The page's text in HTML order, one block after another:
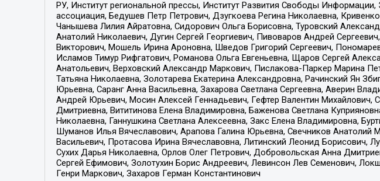
РУ, Институт региональной прессы, Институт Развития Свободы
ассоциация, Бедушев Петр Петрович, Дзугкоева Регина Николаевна,
Чанышева Лилия Айратовна, Сидорович Ольга Борисовна, Туровский
Анатолий Николаевич, Дугин Сергей Георгиевич, Пивоваров Андрей
Викторович, Мошель Ирина Ароновна, Шведов Григорий Сергеевич,
Исламов Тимур Рифгатович, Романова Ольга Евгеньевна, Щаров Сергей
Анатольевич, Верховский Александр Маркович, Пислакова-Паркер Марина
Татьяна Николаевна, Золотарева Екатерина Александровна, Рачинский Ян
Юрьевна, Саранг Анна Васильевна, Захарова Светлана Сергеевна, Аверин
Андрей Юрьевич, Мосин Алексей Геннадьевич, Гефтер Валентин
Дмитриевна, Вититинова Елена Владимировна, Баженова Светлана
Николаевна, Ганнушкина Светлана Алексеевна, Закс Елена Владимировна,
Шуманов Илья Вячеславович, Арапова Галина Юрьевна, Свечников
Васильевич, Протасова Ирина Вячеславовна, Литинский Леонид Борисович,
Сухих Дарья Николаевна, Орлов Олег Петрович, Добровольская Анна
Сергей Ефимович, Золотухин Борис Андреевич, Левинсон Лев Семенович,
Генри Маркович, Захаров Герман Константинович